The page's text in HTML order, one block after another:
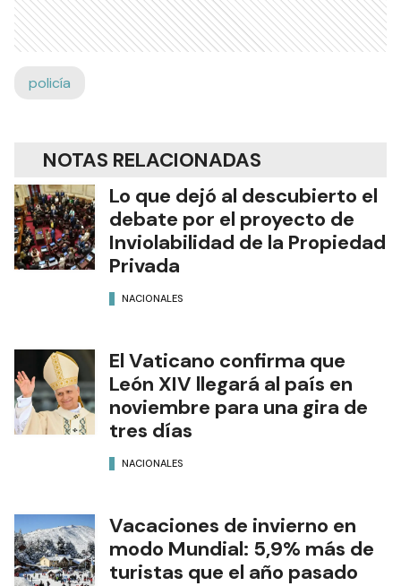
policía
NOTAS RELACIONADAS
Lo que dejó al descubierto el
debate por el proyecto de
Inviolabilidad de la Propiedad
Privada
NACIONALES
El Vaticano confirma que
León XIV llegará al país en
noviembre para una gira de
tres días
NACIONALES
Vacaciones de invierno en
modo Mundial: 5,9% más de
turistas que el año pasado